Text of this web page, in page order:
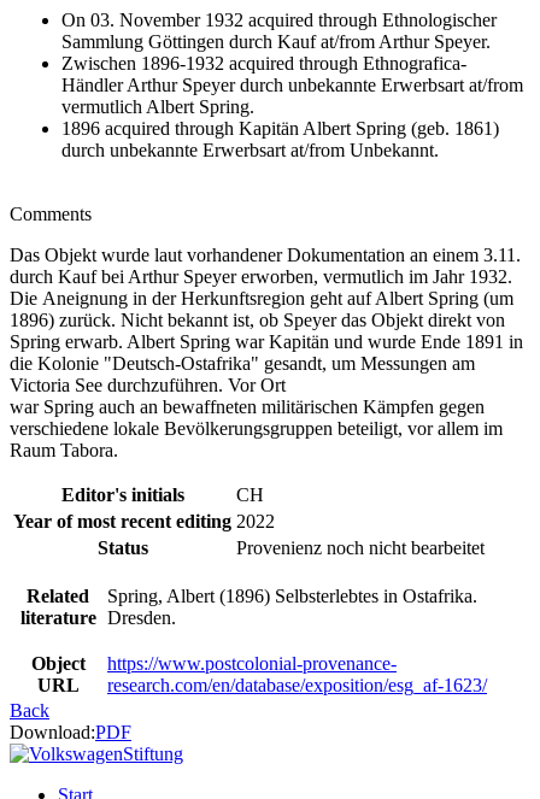
On 03. November 1932 acquired through Ethnologischer
Sammlung Göttingen durch Kauf at/from Arthur Speyer.
Zwischen 1896-1932 acquired through Ethnografica-
Händler Arthur Speyer durch unbekannte Erwerbsart at/from
vermutlich Albert Spring.
1896 acquired through Kapitän Albert Spring (geb. 1861)
durch unbekannte Erwerbsart at/from Unbekannt.
Comments
Das Objekt wurde laut vorhandener Dokumentation an einem 3.11.
durch Kauf bei Arthur Speyer erworben, vermutlich im Jahr 1932.
Die Aneignung in der Herkunftsregion geht auf Albert Spring (um
1896) zurück. Nicht bekannt ist, ob Speyer das Objekt direkt von
Spring erwarb. Albert Spring war Kapitän und wurde Ende 1891 in
die Kolonie "Deutsch-Ostafrika" gesandt, um Messungen am
Victoria See durchzuführen. Vor Ort
war Spring auch an bewaffneten militärischen Kämpfen gegen
verschiedene lokale Bevölkerungsgruppen beteiligt, vor allem im
Raum Tabora.
Editor's initials
CH
Year of most recent editing 2022
Status
Provenienz noch nicht bearbeitet
Related
literature
Spring, Albert (1896) Selbsterlebtes in Ostafrika.
Dresden.
Object
URL
https://www.postcolonial-provenance-
research.com/en/database/exposition/esg_af-1623/
Back
Download:PDF